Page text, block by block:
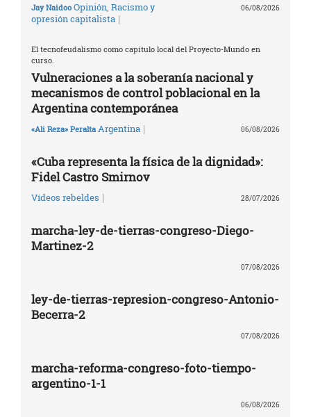
Jay Naidoo Opinión Racismo y
opresión capitalista |
06/08/2026
El tecnofeudalismo como capítulo local del Proyecto-Mundo en
curso.
Vulneraciones a la soberanía nacional y
mecanismos de control poblacional en la
Argentina contemporánea
«Ali Reza» Peralta Argentina | 06/08/2026
«Cuba representa la física de la dignidad»:
Fidel Castro Smirnov
Vídeos rebeldes | 28/07/2026
marcha-ley-de-tierras-congreso-Diego-
Martinez-2
07/08/2026
ley-de-tierras-represion-congreso-Antonio-
Becerra-2
07/08/2026
marcha-reforma-congreso-foto-tiempo-
argentino-1-1
06/08/2026